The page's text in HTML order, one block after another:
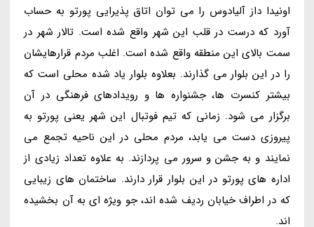
اونیدا داز آلیادوس را می توان اتاق پذیرایی پورتو به حساب
آورد که درست در قلب این شهر واقع شده است. تالار شهر در
سمت بالای این منطقه واقع شده است. اغلب مردم قرارهایشان
را در این بلوار می گذارند. بعلاوه بلوار یاد شده محلی است که
بیشتر کنسرت ها، جشنواره ها و رویدادهای فرهنگی در آن
برگزار می شود. زمانی که تیم فوتبال این شهر یعنی پورتو به
پیروزی دست می یابد، مردم محلی در این ناحیه تجمع می
نمایند و به جشن و سرور می پردازند. به علاوه تعداد زیادی از
اداره های پورتو در این بلوار قرار دارند. ساختمان های زیبایی
که در اطراف خیابان ردیف شده اند، جو ویژه ای به آن بخشیده
اند.